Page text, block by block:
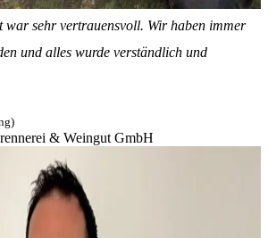
war sehr vertrauensvoll. Wir haben immer
und alles wurde verständlich und
& Weingut GmbH